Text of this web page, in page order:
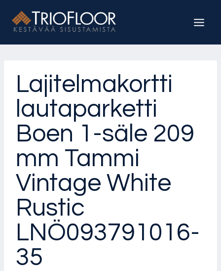
sisältöön
Lajitelmakortti
lautaparketti
Boen 1-säle 209
mm Tammi
Vintage White
Rustic
LNÖ093791016-
35